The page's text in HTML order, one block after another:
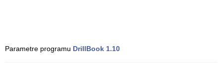
Parametre programu DrillBook 1.10